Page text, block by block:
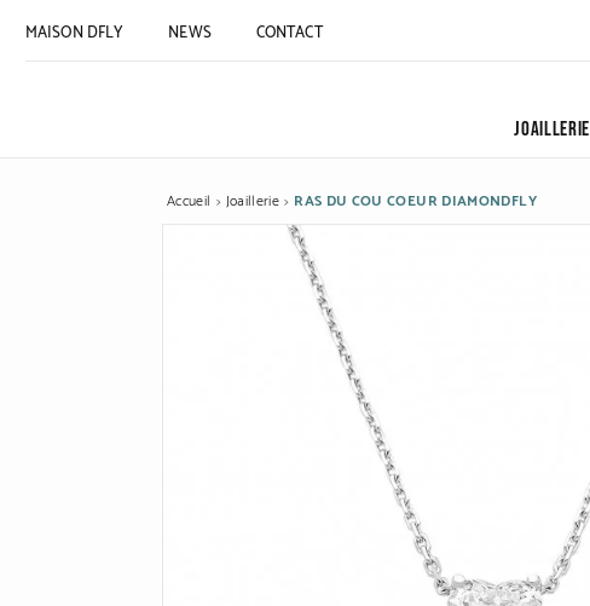
MAISON DFLY NEWS CONTACT
JOAILLERIE
Accueil Joaillerie RAS DU COU COEUR DIAMONDFLY